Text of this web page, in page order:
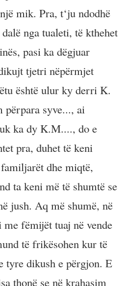
mik. Pra, t‘ju ndodhë
nga tualeti, të kthehet
pasi ka dëgjuar
tjetri nëpërmjet
është ulur ky derri K.
përpara syve..., ai
ka dy K.M...., do e
pra, duhet të keni
dhe miqtë,
ta keni më të shumtë se
jush. Aq më shumë, në
fëmijët tuaj në vende
të frikësohen kur të
tyre dikush e përgjon. E
thonë se në krahasim